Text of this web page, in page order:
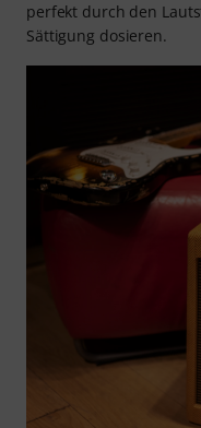
perfekt durch den
Sättigung dosieren.